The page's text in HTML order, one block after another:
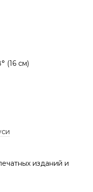
(16 см)
изданий и